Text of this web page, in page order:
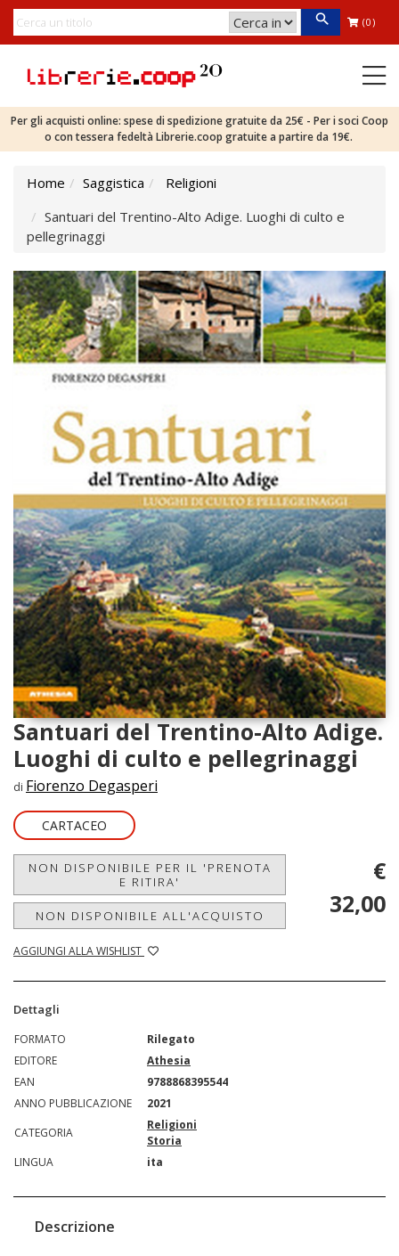
(0)
Per gli acquisti online: spese di spedizione gratuite da 25€ - Per i soci Coop
o con tessera fedeltà Librerie.coop gratuite a partire da 19€.
Home Saggistica
Religioni
Santuari del Trentino-Alto Adige. Luoghi di culto e
pellegrinaggi
Santuari del Trentino-Alto Adige.
Luoghi di culto e pellegrinaggi
di Fiorenzo Degasperi
CARTACEO
NON DISPONIBILE PER IL 'PRENOTA
E RITIRA'
NON DISPONIBILE ALL'ACQUISTO
AGGIUNGI ALLA WISHLIST
€
32,00
Dettagli
FORMATO
Rilegato
EDITORE
Athesia
EAN
9788868395544
ANNO PUBBLICAZIONE
2021
CATEGORIA
Religioni
Storia
LINGUA
ita
Descrizione